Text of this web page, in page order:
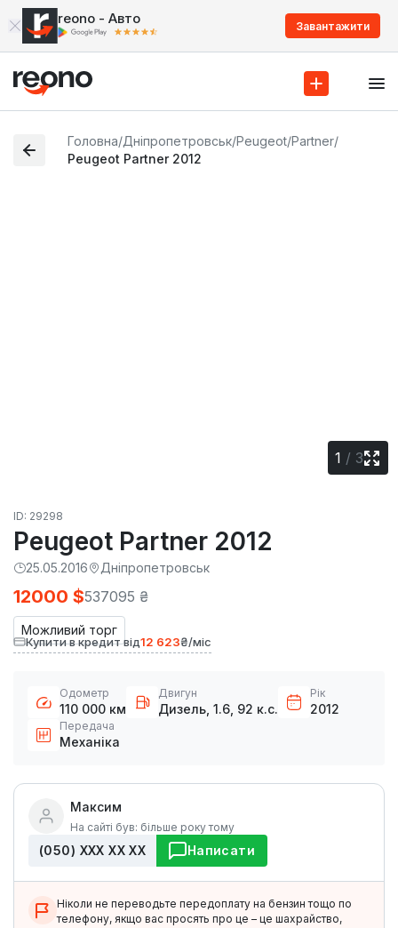
reono - Авто Завантажити
Головна/Дніпропетровськ/Peugeot/Partner/
Peugeot Partner 2012
1 / 3
ID: 29298
Peugeot Partner 2012
25.05.2016 Дніпропетровськ
Можливий торг
12000 $537095 ₴
Купити в кредит від12 623₴/міс
Одометр
110 000 км
Двигун
Дизель, 1.6, 92 к.с.
Рік
2012
Передача
Механіка
Максим
На сайті був: більше року тому
(050) ХХХ ХХ ХХ Написати
Ніколи не переводьте передоплату на бензин тощо по
телефону, якщо вас просять про це – це шахрайство,